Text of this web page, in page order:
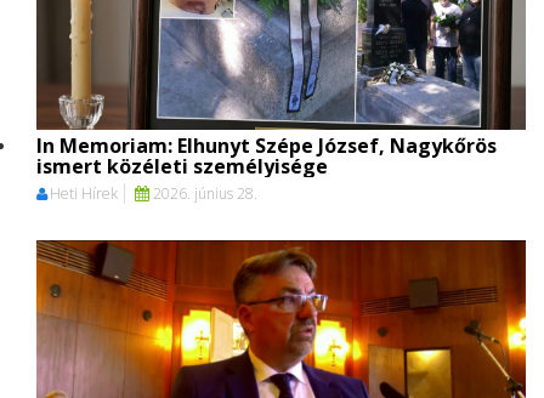
In Memoriam: Elhunyt Szépe József, Nagykőrös
ismert közéleti személyisége
Heti Hírek 2026. június 28.